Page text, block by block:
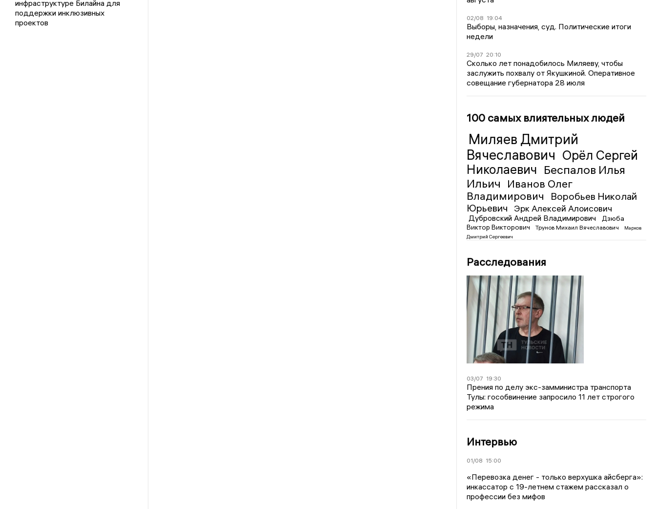
инфраструктуре Билайна для
поддержки инклюзивных
проектов
02/08 19:04
Выборы, назначения, суд. Политические итоги
недели
29/07 20:10
Сколько лет понадобилось Миляеву, чтобы
заслужить похвалу от Якушкиной. Оперативное
совещание губернатора 28 июля
100 самых влиятельных людей
Миляев Дмитрий
Вячеславович Орёл Сергей
Николаевич Беспалов Илья
Ильич
Иванов Олег
Владимирович
Воробьев Николай
Юрьевич
Эрк Алексей Алоисович
Дубровский Андрей Владимирович
Дзюба
Виктор Викторович
Трунов Михаил Вячеславович
Марков
Дмитрий Сергеевич
Расследования
03/07 19:30
Прения по делу экс-замминистра транспорта
Тулы: гособвинение запросило 11 лет строгого
режима
Интервью
01/08 15:00
«Перевозка денег - только верхушка айсберга»:
инкассатор с 19-летнем стажем рассказал о
профессии без мифов